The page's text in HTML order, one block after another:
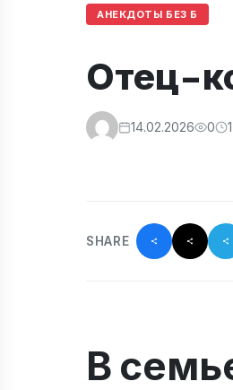
АНЕКДОТЫ БЕЗ Б
Отец-
14.02.2026 0
SHARE
В